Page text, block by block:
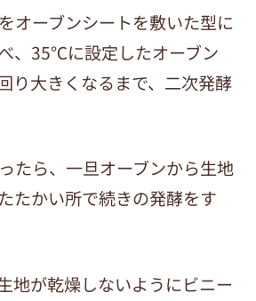
オーブンシートを敷いた型に
、35℃に設定したオーブン
り大きくなるまで、二次発酵
たら、一旦オーブンから生地
たかい所で続きの発酵をす
地が乾燥しないようにビニー